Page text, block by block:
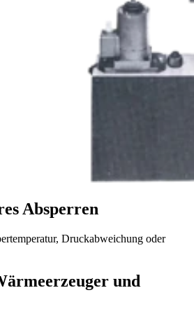
Absperren
Druckabweichung oder
und